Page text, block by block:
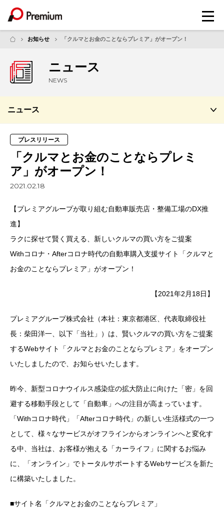
メ
ニ
お知らせ 「クルマとお金のことならプレミア」がオープン！
ニュース
NEWS
ニュース
プレスリリース
「クルマとお金のことならプレミ
ア」がオープン！
2021.02.18
【プレミアグループが取り組む自動車販売店・整備工場のDX推
進】
ラクに探せて賢く買える、新しいクルマの買い方をご提案
Withコロナ・Afterコロナ時代の自動車購入支援サイト「クルマと
お金のことならプレミア」がオープン！
【2021年2月18日】
プレミアグループ株式会社（本社：東京都港区、代表取締役社
長：柴田洋一、以下「当社」）は、賢いクルマの買い方をご提案
するWebサイト「クルマとお金のことならプレミア」をオープン
いたしましたので、お知らせいたします。
昨今、新型コロナウイルス感染症の拡大防止に向けた「密」を回
避する移動手段として「自動車」への注目が高まっています。
「Withコロナ時代」「Afterコロナ時代」の新しい生活様式の一つ
として、様々なサービスがオフラインからオンラインへと変化す
る中、当社は、お客様が抱える「カーライフ」に関するお悩み
に、「オンライン」でトータルサポートするWebサービスを新た
に構築いたしました。
■サイト名「クルマとお金のことならプレミア」